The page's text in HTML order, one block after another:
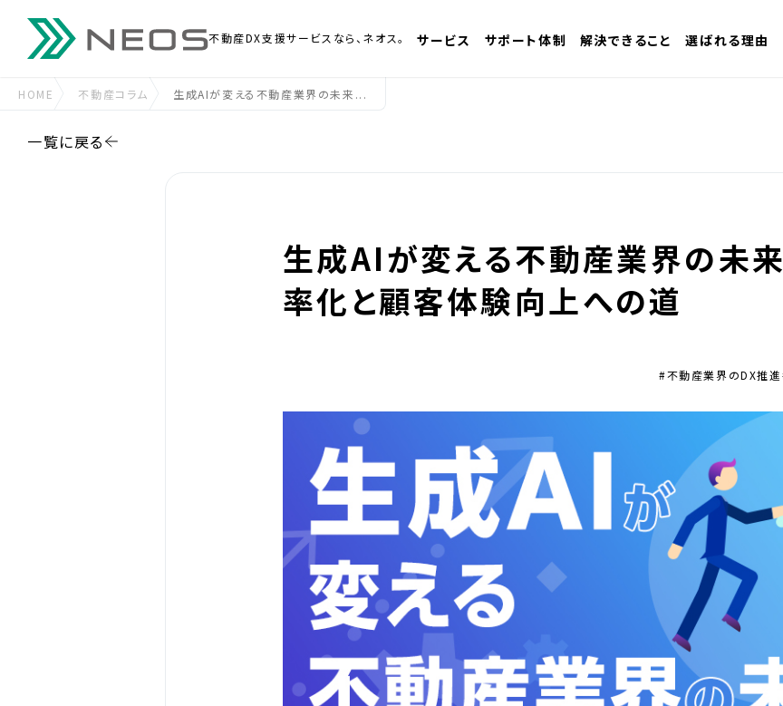
不動産DX支援サービスなら、ネオス。 サービス サポート体制 解決できること 選ばれる理由
HOME 不動産コラム 生成AIが変える不動産業界の未来...
一覧に戻る
生成AIが変える不動産業界の未
率化と顧客体験向上への道
#不動産業界のDX推進